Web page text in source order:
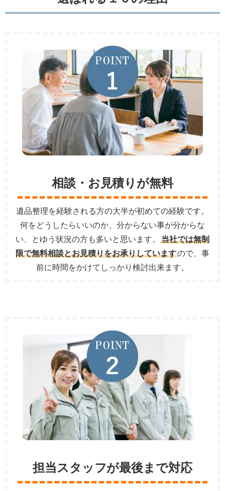
相談・お見積りが無料
遺品整理を経験される方の大半が初めての経験です。
何をどうしたらいいのか、分からない事が分からな
い、とゆう状況の方も多いと思います。
当社では無制
限で無料相談とお見積りをお承りしていますので、事
前に時間をかけてしっかり検討出来ます。
担当スタッフが最後まで対応